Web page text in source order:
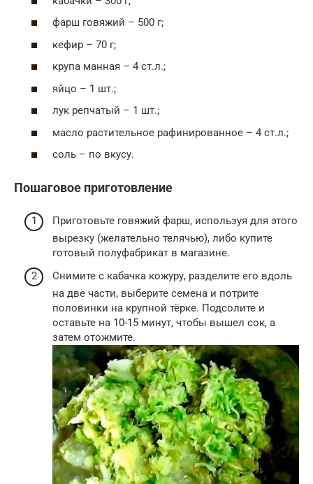
фарш говяжий – 500 г;
кефир – 70 г;
крупа манная – 4 ст.л.;
яйцо – 1 шт.;
лук репчатый – 1 шт.;
масло растительное рафинированное – 4 ст.л.;
соль – по вкусу.
Пошаговое приготовление
Приготовьте говяжий фарш, используя для этого
вырезку (желательно телячью), либо купите
готовый полуфабрикат в магазине.
Снимите с кабачка кожуру, разделите его вдоль
на две части, выберите семена и потрите
половинки на крупной тёрке. Подсолите и
оставьте на 10-15 минут, чтобы вышел сок, а
затем отожмите.